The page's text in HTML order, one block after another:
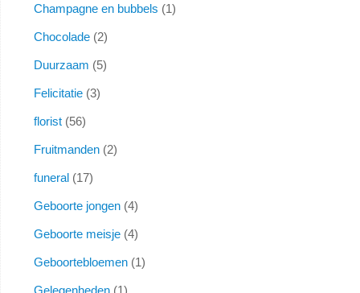
Champagne en bubbels 1
Chocolade 2
Duurzaam 5
Felicitatie 3
florist 56
Fruitmanden 2
funeral 17
Geboorte jongen 4
Geboorte meisje 4
Geboortebloemen 1
Gelegenheden 1